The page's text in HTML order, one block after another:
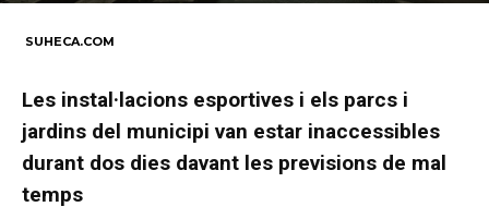
SUHECA.COM
Les instal·lacions esportives i els parcs i
jardins del municipi van estar inaccessibles
durant dos dies davant les previsions de mal
temps